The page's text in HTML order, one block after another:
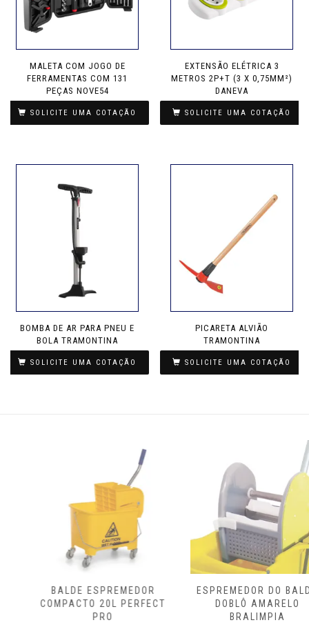
MALETA COM JOGO DE
FERRAMENTAS COM 131
PEÇAS NOVE54
SOLICITE UMA COTAÇÃO
EXTENSÃO ELÉTRICA 3
METROS 2P+T (3 X 0,75MM²)
DANEVA
SOLICITE UMA COTAÇÃO
BOMBA DE AR PARA PNEU E
BOLA TRAMONTINA
SOLICITE UMA COTAÇÃO
PICARETA ALVIÃO
TRAMONTINA
SOLICITE UMA COTAÇÃO
BALDE ESPREMEDOR
COMPACTO 20L PERFECT
ESPREMEDOR DO BALDE
DOBLÔ AMARELO
BRALIMPIA